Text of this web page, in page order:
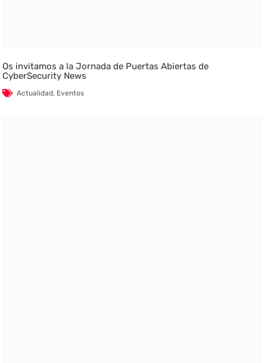
Os invitamos a la Jornada de Puertas Abiertas de
CyberSecurity News
Actualidad, Eventos